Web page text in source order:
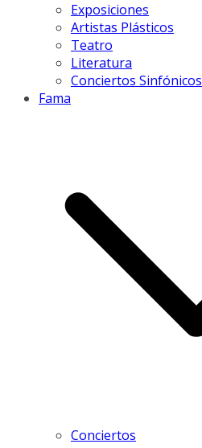
Exposiciones
Artistas Plásticos
Teatro
Literatura
Conciertos Sinfónicos
Fama
Conciertos